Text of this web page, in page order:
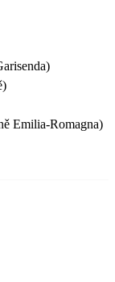
Emilia-Romagna)